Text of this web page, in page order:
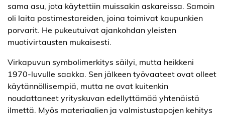
sama asu, jota käytettiin muissakin askareissa. Samoin
oli laita postimestareiden, joina toimivat kaupunkien
porvarit. He pukeutuivat ajankohdan yleisten
muotivirtausten mukaisesti.
Virkapuvun symbolimerkitys säilyi, mutta heikkeni
1970-luvulle saakka. Sen jälkeen työvaateet ovat olleet
käytännöllisempiä, mutta ne ovat kuitenkin
noudattaneet yrityskuvan edellyttämää yhtenäistä
ilmettä. Myös materiaalien ja valmistustapojen kehitys